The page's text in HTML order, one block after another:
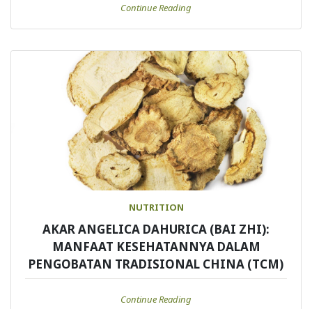
Continue Reading
NUTRITION
AKAR ANGELICA DAHURICA (BAI ZHI):
MANFAAT KESEHATANNYA DALAM
PENGOBATAN TRADISIONAL CHINA (TCM)
Continue Reading